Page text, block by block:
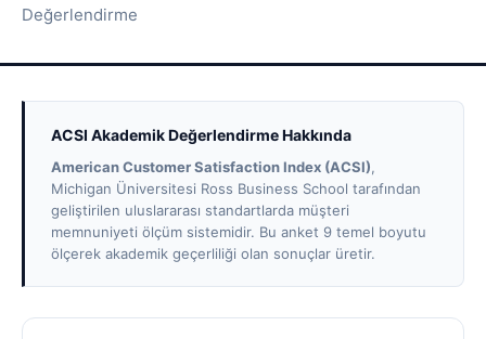
Değerlendirme
ACSI Akademik Değerlendirme Hakkında
American Customer Satisfaction Index (ACSI),
Michigan Üniversitesi Ross Business School tarafından
geliştirilen uluslararası standartlarda müşteri
memnuniyeti ölçüm sistemidir. Bu anket 9 temel boyutu
ölçerek akademik geçerliliği olan sonuçlar üretir.